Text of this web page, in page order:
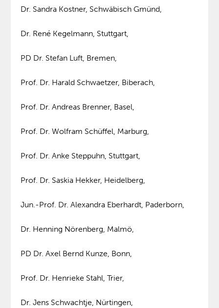
Dr. Sandra Kostner, Schwäbisch Gmünd,
Dr. René Kegelmann, Stuttgart,
PD Dr. Stefan Luft, Bremen,
Prof. Dr. Harald Schwaetzer, Biberach,
Prof. Dr. Andreas Brenner, Basel,
Prof. Dr. Wolfram Schüffel, Marburg,
Prof. Dr. Anke Steppuhn, Stuttgart,
Prof. Dr. Saskia Hekker, Heidelberg,
Jun.-Prof. Dr. Alexandra Eberhardt, Paderborn,
Dr. Henning Nörenberg, Malmö,
PD Dr. Axel Bernd Kunze, Bonn,
Prof. Dr. Henrieke Stahl, Trier,
Dr. Jens Schwachtje, Nürtingen,